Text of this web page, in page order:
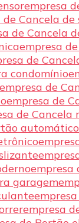
empresa
de Cancela de
de Cancela
empresa
de
condomínio
empresa de
empresa de
de Cancela
automático
empresa
garagem
empresa